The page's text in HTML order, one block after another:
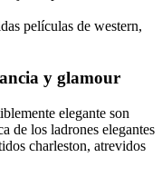
películas de western,
y glamour
elegante son
de los ladrones elegantes
charleston, atrevidos